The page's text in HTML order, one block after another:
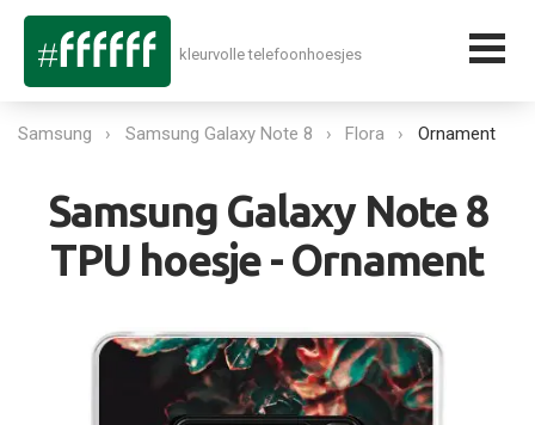
kleurvolle telefoonhoesjes
Samsung Samsung Galaxy Note 8 Flora Ornament
Samsung Galaxy Note 8
TPU hoesje - Ornament